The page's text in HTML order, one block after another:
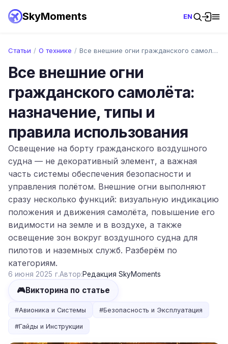
SkyMoments EN
Статьи / О технике / Все внешние огни гражданского самолёта: …
Все внешние огни
гражданского самолёта:
назначение, типы и
правила использования
Освещение на борту гражданского воздушного
судна — не декоративный элемент, а важная
часть системы обеспечения безопасности и
управления полётом. Внешние огни выполняют
сразу несколько функций: визуальную индикацию
положения и движения самолёта, повышение его
видимости на земле и в воздухе, а также
освещение зон вокруг воздушного судна для
пилотов и наземных служб. Разберём по
категориям.
6 июня 2025 г.Автор:Редакция SkyMoments
🎮Викторина по статье
#Авионика и Системы #Безопасность и Эксплуатация
#Гайды и Инструкции